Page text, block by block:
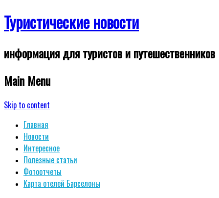
Туристические новости
информация для туристов и путешественников
Main Menu
Skip to content
Главная
Новости
Интересное
Полезные статьи
Фотоотчеты
Карта отелей Барселоны